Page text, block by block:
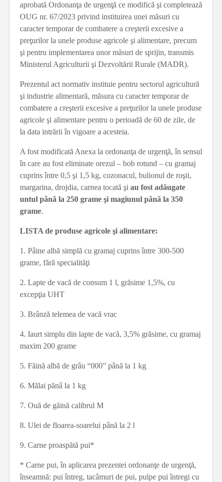
aprobată Ordonanţa de urgenţă ce modifică şi completează
OUG nr. 67/2023 privind instituirea unei măsuri cu
caracter temporar de combatere a creşterii excesive a
preţurilor la unele produse agricole şi alimentare, precum
şi pentru implementarea unor măsuri de sprijin, transmis
Ministerul Agriculturii şi Dezvoltării Rurale (MADR).
Prezentul act normativ instituie pentru sectorul agricultură
şi industrie alimentară, măsura cu caracter temporar de
combatere a creşterii excesive a preţurilor la unele produse
agricole şi alimentare pentru o perioadă de 60 de zile, de
la data intrării în vigoare a acesteia.
A fost modificată Anexa la ordonanţa de urgenţă, în sensul
în care au fost eliminate orezul – bob rotund – cu gramaj
cuprins între 0,5 şi 1,5 kg, cozonacul, bulionul de roşii,
margarina, drojdia, carnea tocată şi au fost adăugate
untul până la 250 grame şi magiunul până la 350
grame.
LISTA de produse agricole şi alimentare:
1. Pâine albă simplă cu gramaj cuprins între 300-500
grame, fără specialităţi
2. Lapte de vacă de consum 1 l, grăsime 1,5%, cu
excepţia UHT
3. Brânză telemea de vacă vrac
4. Iaurt simplu din lapte de vacă, 3,5% grăsime, cu gramaj
maxim 200 grame
5. Făină albă de grâu “000” până la 1 kg
6. Mălai pănâ la 1 kg
7. Ouă de găină calibrul M
8. Ulei de floarea-soarelui până la 2 l
9. Carne proaspătă pui*
* Carne pui, în aplicarea prezentei ordonanţe de urgenţă,
înseamnă: pui întreg, tacâmuri de pui, pulpe pui întregi cu